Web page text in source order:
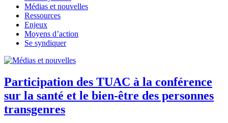
Médias et nouvelles
Ressources
Enjeux
Moyens d’action
Se syndiquer
Participation des TUAC à la conférence
sur la santé et le bien-être des personnes
transgenres